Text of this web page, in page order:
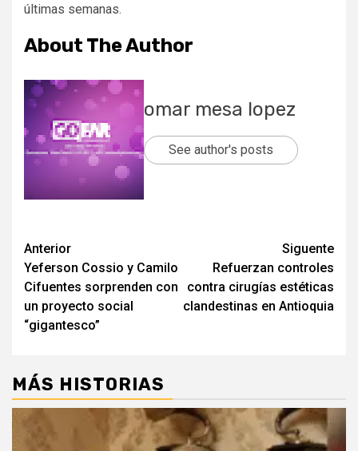
últimas semanas.
About The Author
omar mesa lopez
See author's posts
Post
navigation
Anterior
Yeferson Cossio y Camilo
Cifuentes sorprenden con
un proyecto social
“gigantesco”
Siguente
Refuerzan controles
contra cirugías estéticas
clandestinas en Antioquia
MÁS HISTORIAS